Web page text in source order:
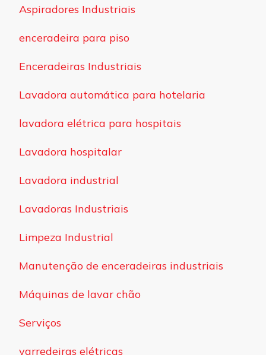
Aspiradores Industriais
enceradeira para piso
Enceradeiras Industriais
Lavadora automática para hotelaria
lavadora elétrica para hospitais
Lavadora hospitalar
Lavadora industrial
Lavadoras Industriais
Limpeza Industrial
Manutenção de enceradeiras industriais
Máquinas de lavar chão
Serviços
varredeiras elétricas